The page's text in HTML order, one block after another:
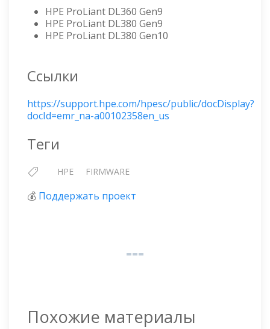
HPE ProLiant DL360 Gen9
HPE ProLiant DL380 Gen9
HPE ProLiant DL380 Gen10
Ссылки
https://support.hpe.com/hpesc/public/docDisplay?
docId=emr_na-a00102358en_us
Теги
HPE FIRMWARE
💰 Поддержать проект
Похожие материалы